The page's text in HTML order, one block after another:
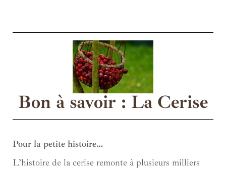
Bon à savoir : La Cerise
Pour la petite histoire…
L’histoire de la cerise remonte à plusieurs milliers